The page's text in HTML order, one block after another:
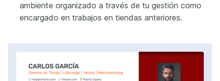
ambiente organizado a través de tu gestión como
encargado en trabajos en tiendas anteriores.